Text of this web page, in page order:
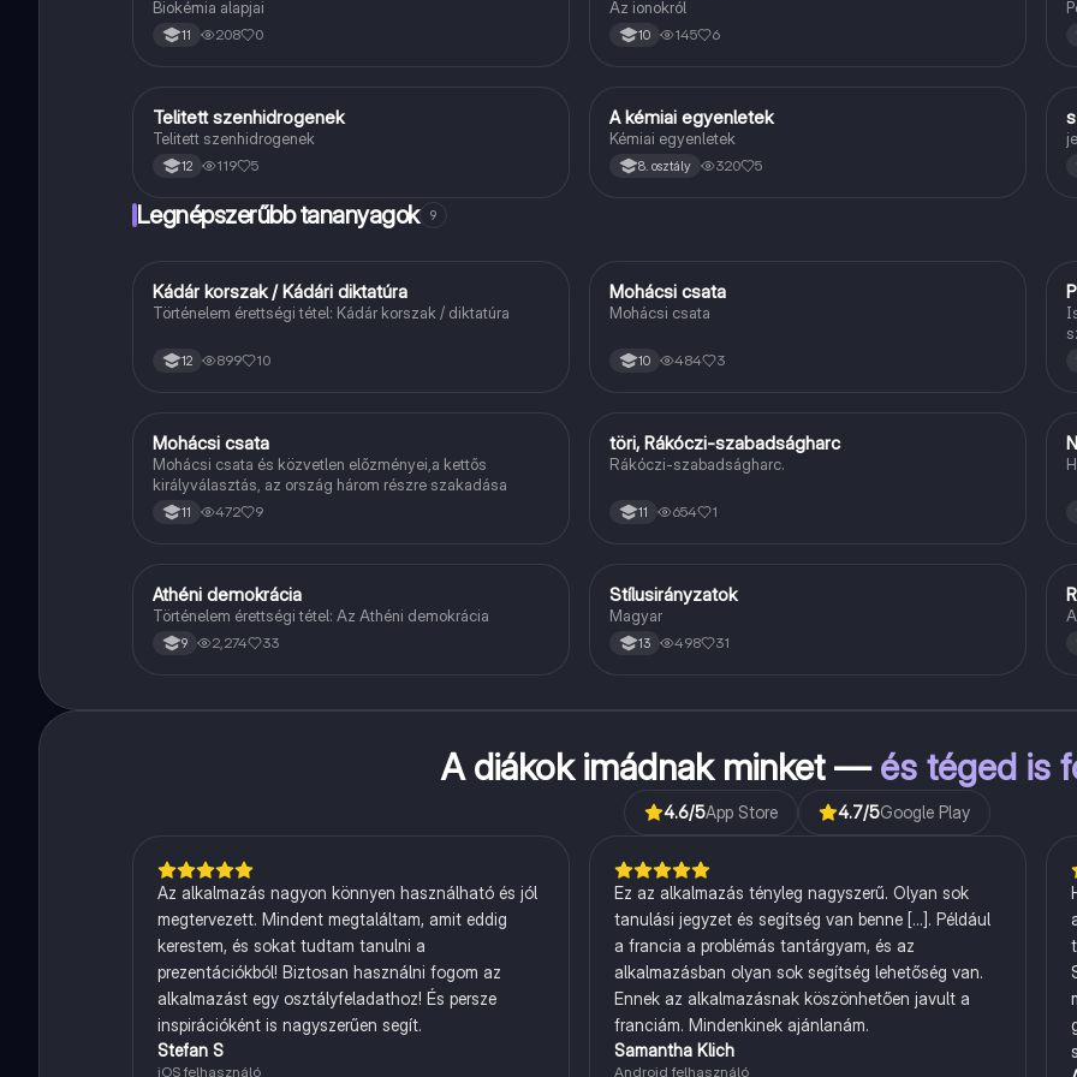
Biokémia alapjai
11 208 0
Az ionokról
10 145 6
Kémia
Telitett szenhidrogenek
Telitett szenhidrogenek
12 119 5
Kémia
A kémiai egyenletek
Kémiai egyenletek
8. osztály 320 5
Legnépszerűbb tananyagok 9
Töri
Kádár korszak / Kádári diktatúra
Történelem érettségi tétel: Kádár korszak / diktatúra
12 899 10
Magyar
Mohácsi csata
Mohácsi csata
10 484 3
Töri
Mohácsi csata
Mohácsi csata és közvetlen előzményei,a kettős
királyválasztás, az ország három részre szakadása
11 472 9
Töri
töri, Rákóczi-szabadságharc
Rákóczi-szabadságharc.
11 654 1
Töri
Athéni demokrácia
Történelem érettségi tétel: Az Athéni demokrácia
9 2,274 33
Magyar
Stílusirányzatok
Magyar
13 498 31
A diákok imádnak minket —és téged is
4.6/5App Store 4.7/5Google Play
Az alkalmazás nagyon könnyen használható és jól
megtervezett. Mindent megtaláltam, amit eddig
kerestem, és sokat tudtam tanulni a
prezentációkból! Biztosan használni fogom az
alkalmazást egy osztályfeladathoz! És persze
inspirációként is nagyszerűen segít.
Stefan S
iOS felhasználó
Ez az alkalmazás tényleg nagyszerű. Olyan sok
tanulási jegyzet és segítség van benne [...]. Például
a francia a problémás tantárgyam, és az
alkalmazásban olyan sok segítség lehetőség van.
Ennek az alkalmazásnak köszönhetően javult a
franciám. Mindenkinek ajánlanám.
Samantha Klich
Android felhasználó